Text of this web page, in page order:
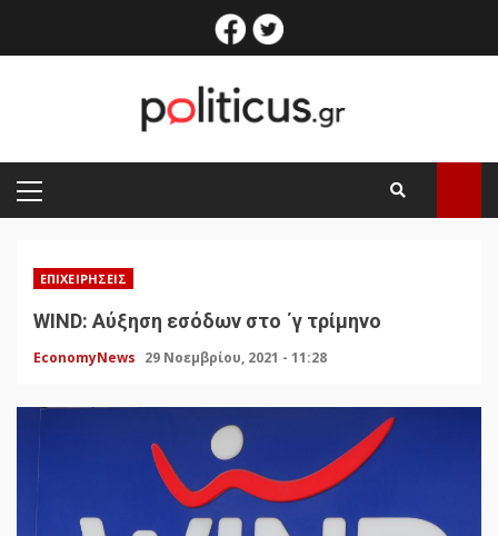
facebook
PRIMARY
MENU
ΕΠΙΧΕΙΡΉΣΕΙΣ
WIND: Αύξηση εσόδων στο ΄γ τρίμηνο
EconomyNews 29 Νοεμβρίου, 2021 - 11:28